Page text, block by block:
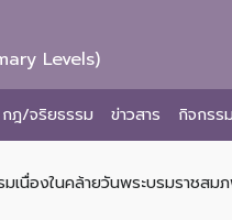
Levels)
กฎ/จริยธรรม ข่าวสาร กิจกรร
เนื่องในคล้ายวันพระบรมราชสม